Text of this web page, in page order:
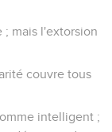
; mais l'extorsion
couvre tous
intelligent ;